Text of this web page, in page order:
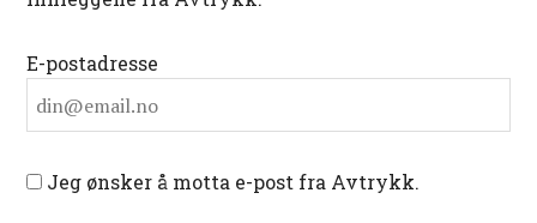
E-postadresse
Jeg ønsker å motta e-post fra Avtrykk.